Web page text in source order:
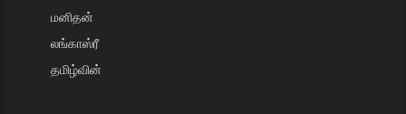
மனிதன்
லங்காஸ்ரீ
தமிழ்வின்